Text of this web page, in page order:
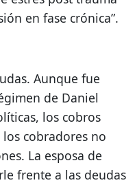
en fase crónica”.
Aunque fue
de Daniel
los cobros
cobradores no
La esposa de
frente a las deudas